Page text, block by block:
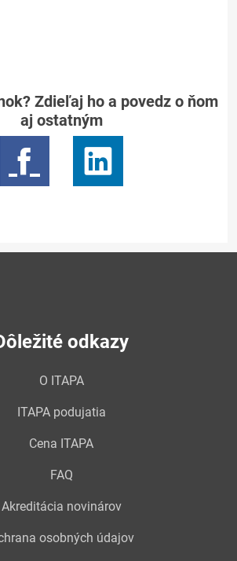
Zdieľaj ho a povedz o ňom
aj ostatným
odkazy
O ITAPA
ITAPA podujatia
Cena ITAPA
FAQ
Akreditácia novinárov
osobných údajov